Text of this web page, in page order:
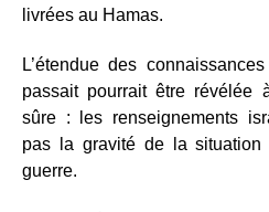
livrées au Hamas.
L’étendue des
passait pourrait être révélée
sûre : les renseignements
pas la gravité de la situation
guerre.